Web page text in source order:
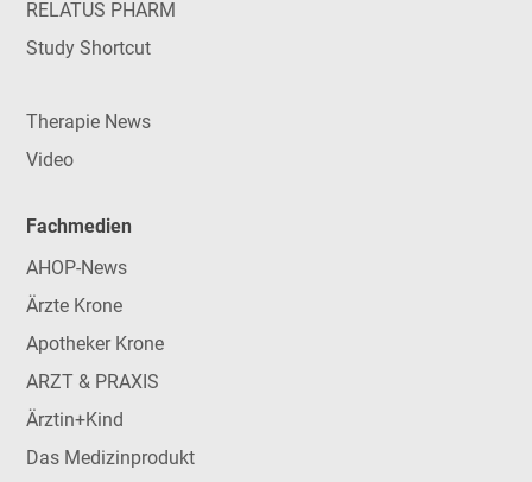
RELATUS PHARM
Study Shortcut
Therapie News
Video
Fachmedien
AHOP-News
Ärzte Krone
Apotheker Krone
ARZT & PRAXIS
Ärztin+Kind
Das Medizinprodukt